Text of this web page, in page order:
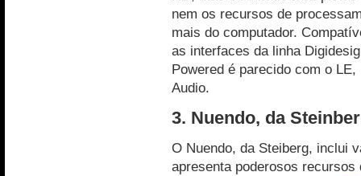
nem os recursos de
mais do computador.
as interfaces da linha
Powered é parecido com o
Audio.
3. Nuendo, da
O Nuendo, da Steiberg, inclui
apresenta poderosos